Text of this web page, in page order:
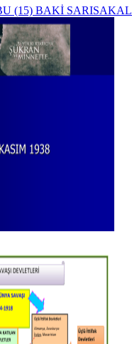
(15) BAKİ SARISAKAL